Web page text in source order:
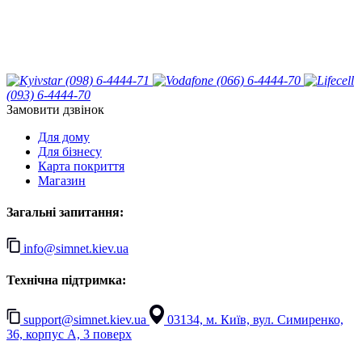
(098) 6-4444-71
(066) 6-4444-70
(093) 6-4444-70
Замовити дзвінок
Для дому
Для бізнесу
Карта покриття
Магазин
Загальні запитання:
info@simnet.kiev.ua
Технічна підтримка:
support@simnet.kiev.ua
03134, м. Київ, вул. Симиренко,
36, корпус А, 3 поверх